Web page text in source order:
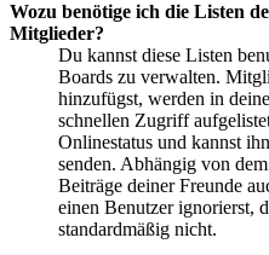
Wozu benötige ich die Listen
Mitglieder?
Du kannst diese Listen
Boards zu verwalten.
hinzufügst, werden in
schnellen Zugriff
Onlinestatus und kannst
senden. Abhängig von
Beiträge deiner Freunde
einen Benutzer ignorierst,
standardmäßig nicht.